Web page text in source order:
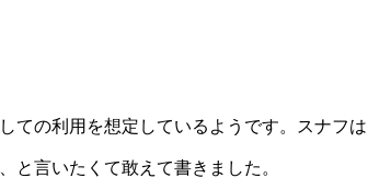
ての利用を想定しているようです。スナフは
と言いたくて敢えて書きました。